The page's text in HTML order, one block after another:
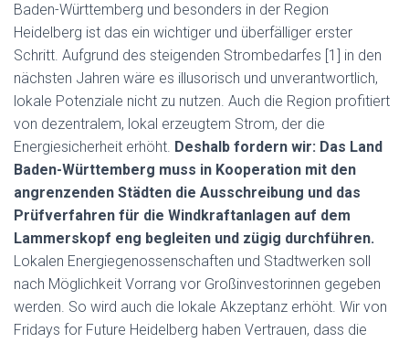
Baden-Württemberg und besonders in der Region
Heidelberg ist das ein wichtiger und überfälliger erster
Schritt. Aufgrund des steigenden Strombedarfes [1] in den
nächsten Jahren wäre es illusorisch und unverantwortlich,
lokale Potenziale nicht zu nutzen. Auch die Region profitiert
von dezentralem, lokal erzeugtem Strom, der die
Energiesicherheit erhöht. Deshalb fordern wir: Das Land
Baden-Württemberg muss in Kooperation mit den
angrenzenden Städten die Ausschreibung und das
Prüfverfahren für die Windkraftanlagen auf dem
Lammerskopf eng begleiten und zügig durchführen.
Lokalen Energiegenossenschaften und Stadtwerken soll
nach Möglichkeit Vorrang vor Großinvestorinnen gegeben
werden. So wird auch die lokale Akzeptanz erhöht. Wir von
Fridays for Future Heidelberg haben Vertrauen, dass die